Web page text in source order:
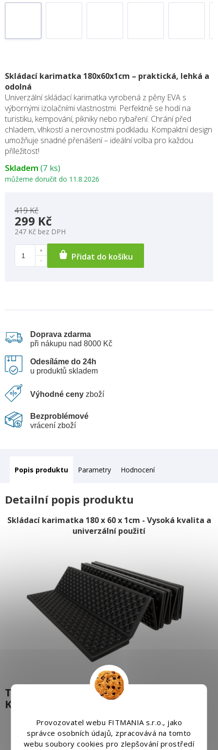
Provozovatel webu FITMANIA s.r.o., jako
správce osobních údajů, zpracovává na tomto
webu soubory cookies pro zlepšování prostředí
Skladem (7 ks)
můžeme doručit do 11.8.2026
Skládací karimatka 180x60x1cm – praktická, lehká a
odolná
Univerzální skládací karimatka vyrobená z pěny EVA s
výbornými izolačními vlastnostmi. Perfektně se hodí na
turistiku, kempování, pikniky nebo rybaření. Chrání před
chladem, vlhkostí a nerovnostmi podkladu. Kompaktní design
umožňuje snadné přenášení – ideální volba pro každou
příležitost!
419 Kč
299 Kč
247 Kč bez DPH
Přidat do košíku
Doprava zdarma
při nákupu nad 8000 Kč
Odesíláme do 24h
u produktů skladem
Výhodné ceny zboží
Bezproblémové
vrácení zboží
Popis Parametry Hodnocení
Detailní popis produktu
Skládací karimatka 180 x 60 x 1cm - Vysoká kvalita a
univerzální použití
TLUSTÁ A SKLÁDACÍ KARIMATKA PRO
KAŽDOU PŘÍLEŽITOST
Široké využití– Tato skládací karimatka je ideální
volbou pro turistiku, rybaření, domácí použití,
kempování či pikniky. Perfektně poslouží při